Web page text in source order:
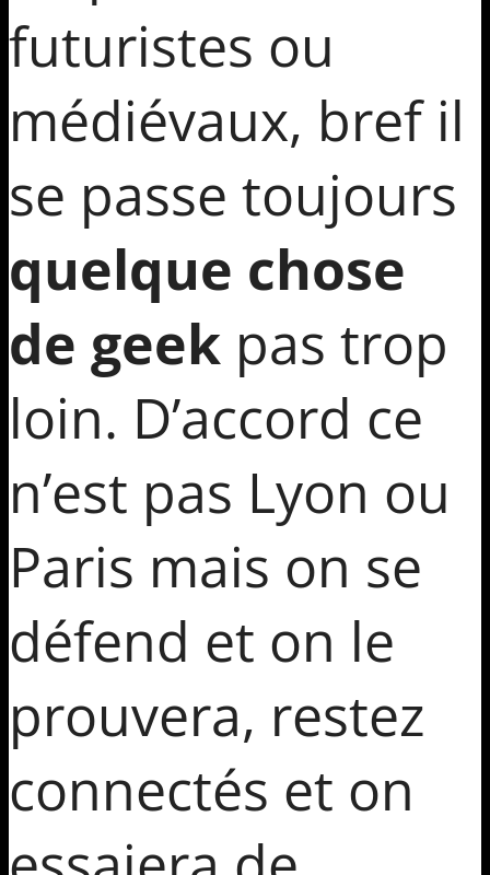
futuristes ou
médiévaux, bref il
se passe toujours
quelque chose
de geek pas trop
loin. D’accord ce
n’est pas Lyon ou
Paris mais on se
défend et on le
prouvera, restez
connectés et on